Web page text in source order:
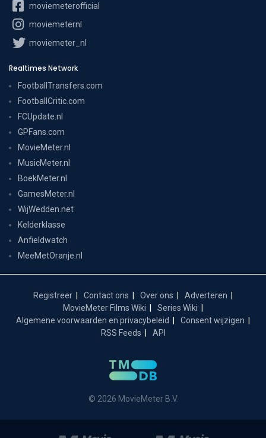
moviemeterofficial
moviemeternl
moviemeter_nl
Realtimes Network
FootballTransfers.com
FootballCritic.com
FCUpdate.nl
GPFans.com
MovieMeter.nl
MusicMeter.nl
BoekMeter.nl
GamesMeter.nl
WijWedden.net
Kelderklasse
Anfieldwatch
MeeMetOranje.nl
Registreer Contact ons Over ons
Adverteren
MovieMeter Films Wiki
Series Wiki
Algemene voorwaarden en privacybeleid
Consent wijzigen
RSS Feeds
API
© 2026 MovieMeter B.V.